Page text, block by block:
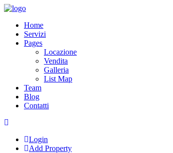
Skip
contentHome
Servizi
Pages
Locazione
Vendita
Galleria
List Map
Team
Blog
Contatti
Login
Add Property